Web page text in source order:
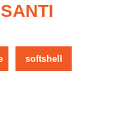
softshell